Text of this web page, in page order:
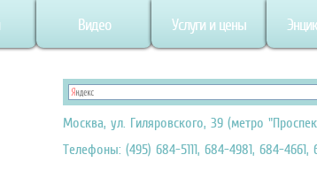
Видео Услуги и цены
Москва, ул. Гиляровского, 39 (метро
Телефоны: (495) 684-5111, 684-4981, 684-4661,